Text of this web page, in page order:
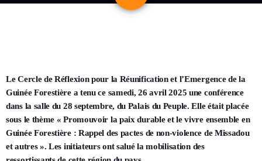
Le Cercle de Réflexion pour la Réunification et l’Emergence de la
Guinée Forestière a tenu ce samedi, 26 avril 2025 une conférence
dans la salle du 28 septembre, du Palais du Peuple. Elle était placée
sous le thème « Promouvoir la paix durable et le vivre ensemble en
Guinée Forestière : Rappel des pactes de non-violence de Missadou
et autres ». Les initiateurs ont salué la mobilisation des